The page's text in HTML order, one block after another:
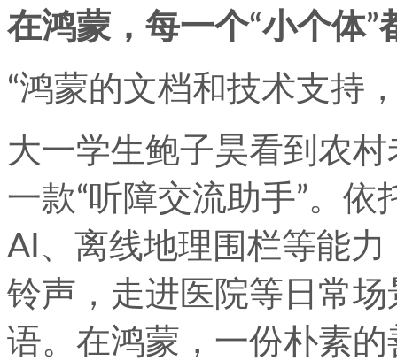
在鸿蒙，每一个“小个体”
“鸿蒙的文档和技术支持
大一学生鲍子昊看到农
一款“听障交流助手”。
AI、离线地理围栏等能力
铃声，走进医院等日常
语。在鸿蒙，一份朴素